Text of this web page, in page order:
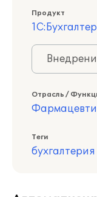
Продукт
Отрасль /
Теги
бухгалтерия